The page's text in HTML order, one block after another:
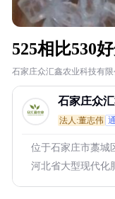
525相比530
石家庄众汇鑫农业科技有限
石家庄众
法人:董志伟
位于石家庄市藁城
河北省大型现代化